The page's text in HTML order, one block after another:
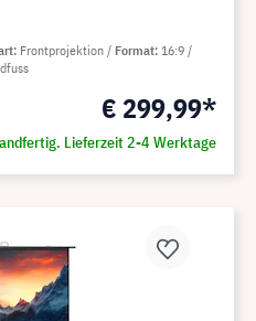
€ 299,99*
Lieferzeit 2-4 Werktage
Frontprojektion Format 16:9